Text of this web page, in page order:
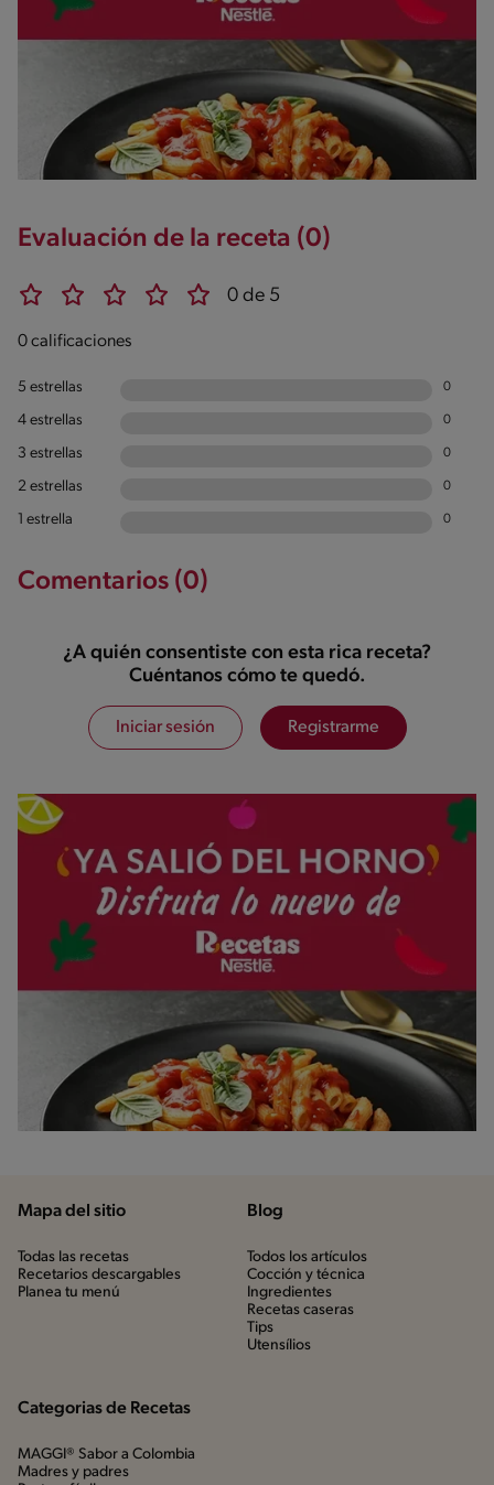
Evaluación de la receta (0)
0 de 5
0 calificaciones
5 estrellas 0
4 estrellas 0
3 estrellas 0
2 estrellas 0
1 estrella 0
Comentarios (0)
¿A quién consentiste con esta rica receta?
Cuéntanos cómo te quedó.
Iniciar sesión Registrarme
Mapa del sitio
Todas las recetas
Recetarios descargables
Planea tu menú
Blog
Todos los artículos
Cocción y técnica
Ingredientes
Recetas caseras
Tips
Utensílios
Categorias de Recetas
MAGGI® Sabor a Colombia
Madres y padres